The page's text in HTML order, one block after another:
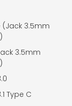
(Jack 3.5mm
3.5mm
Type C